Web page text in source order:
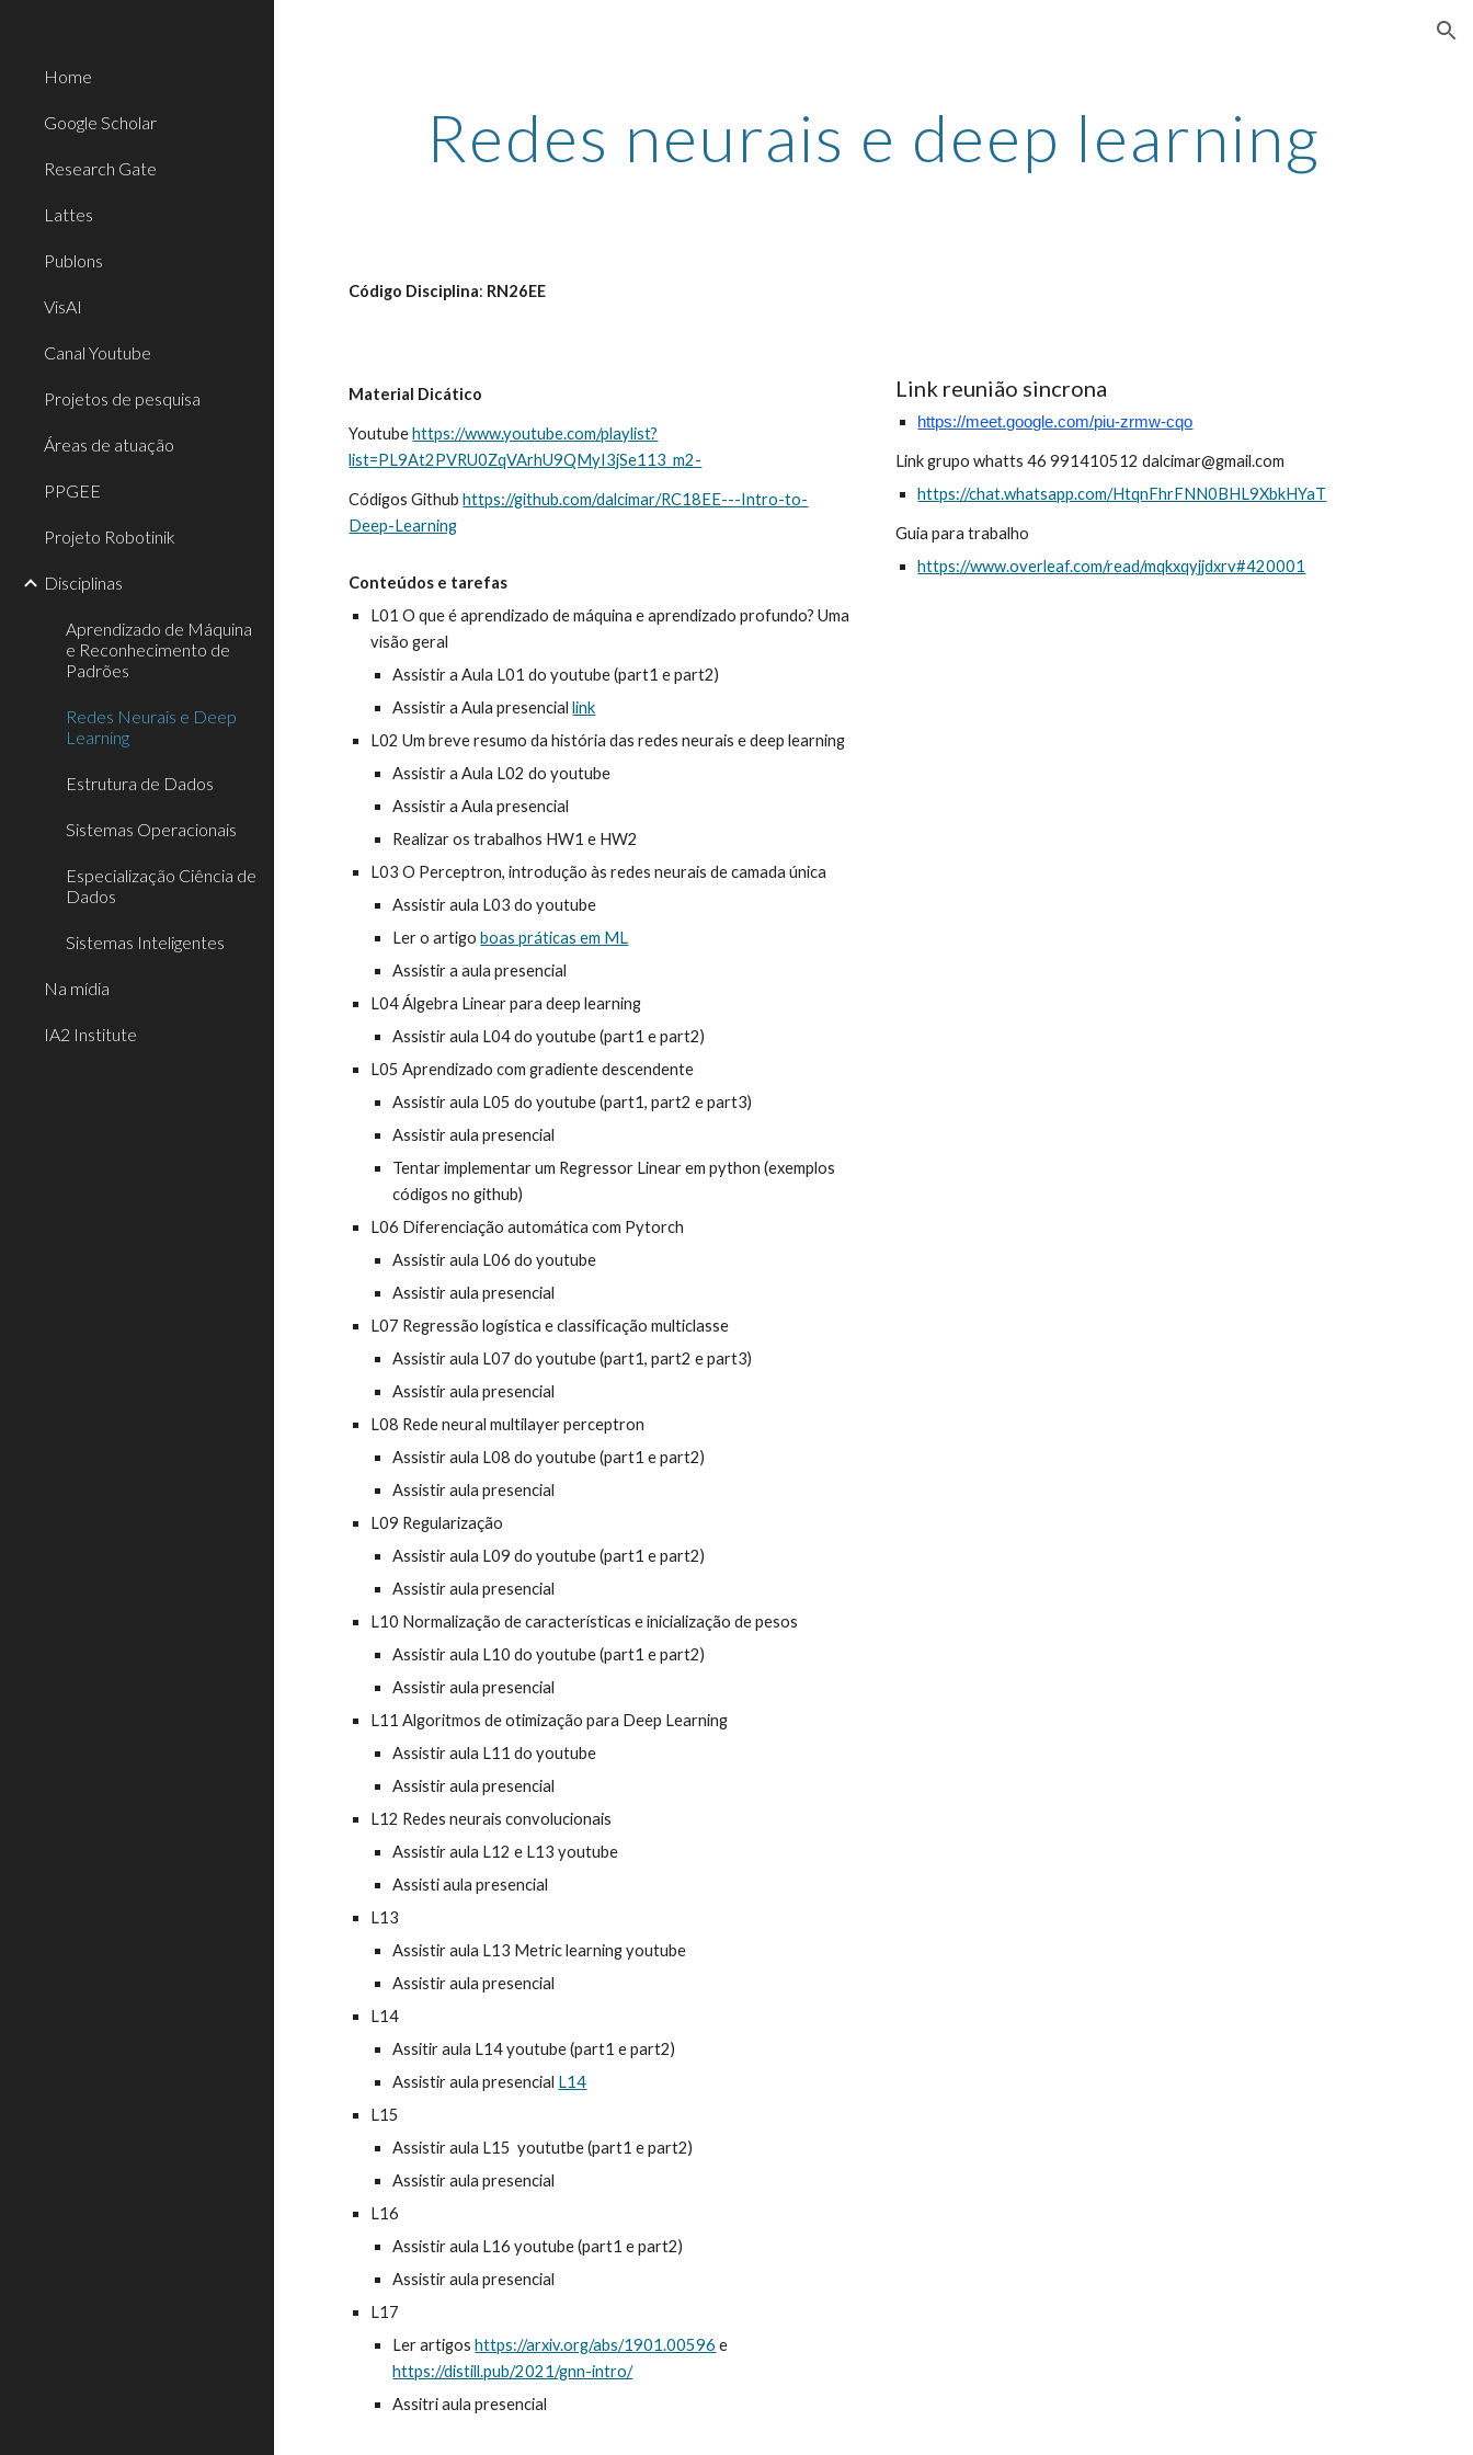
Home
Google Scholar
Research Gate
Lattes
Publons
VisAI
Canal Youtube
Projetos de pesquisa
Áreas de atuação
PPGEE
Projeto Robotinik
Disciplinas
Aprendizado de Máquina
e Reconhecimento de
Padrões
Redes Neurais e Deep
Learning
Estrutura de Dados
Sistemas Operacionais
Especialização Ciência de
Dados
Sistemas Inteligentes
Na mídia
IA2 Institute
Redes neurais e deep learning
Código Disciplina: RN26EE
Material Dicático
Youtubehttps://www.youtube.com/playlist?
list=PL9At2PVRU0ZqVArhU9QMyI3jSe113_m2-
Códigos Githubhttps://github.com/dalcimar/RC18EE---Intro-to-
Deep-Learning
Conteúdos e tarefas
L01 O que é aprendizado de máquina e aprendizado profundo? Uma
visão geral
Assistir a Aula L01 do youtube (part1 e part2)
Assistir a Aula presenciallink
L02 Um breve resumo da história das redes neurais e deep learning
Assistir a Aula L02 do youtube
Assistir a Aula presencial
Realizar os trabalhos HW1 e HW2
L03 O Perceptron, introdução às redes neurais de camada única
Assistir aula L03 do youtube
Ler o artigoboas práticas em ML
Assistir a aula presencial
L04 Álgebra Linear para deep learning
Assistir aula L04 do youtube (part1 e part2)
L05 Aprendizado com gradiente descendente
Assistir aula L05 do youtube(part1,part2 e part3)
Assistir aula presencial
Tentar implementar um Regressor Linear em python (exemplos
códigos no github)
L06 Diferenciação automática com Pytorch
Assistir aula L06 do youtube
Assistir aula presencial
L07 Regressão logística e classificação multiclasse
Assistir aula L07 do youtube (part1, part2 e part3)
Assistir aula presencial
L08 Rede neural multilayer perceptron
Assistir aula L08 do youtube (part1 epart2)
Assistir aula presencial
L09 Regularização
Assistir aula L09 do youtube (part1 e part2)
Assistir aula presencial
L10 Normalização de características e inicialização de pesos
Assistir aula L10 do youtube (part1 e part2)
Assistir aula presencial
L11 Algoritmos de otimização para Deep Learning
Assistir aula L11 do youtube
Assistir aula presencial
L12 Redes neurais convolucionais
Assistir aula L12 e L13 youtube
Assisti aula presencial
L13
Assistir aula L13 Metric learning youtube
Assistir aula presencial
L14
Assitir aula L14 youtube(part1 e part2)
Assistir aula presencial L14
L15
Assistir aula L15 yoututbe (part1 e part2)
Assistir aula presencial
L16
Assistir aula L16 youtube (part1 e part2)
Assistir aula presencial
L17
Ler artigoshttps://arxiv.org/abs/1901.00596 e
https://distill.pub/2021/gnn-intro/
Assitri aula presencial
Link reunião sincrona
https://meet.google.com/piu-zrmw-cqo
Link grupo whatts 46 991410512 dalcimar@gmail.com
https://chat.whatsapp.com/HtqnFhrFNN0BHL9XbkHYaT
Guia para trabalho
https://www.overleaf.com/read/mqkxqyjjdxrv#420001